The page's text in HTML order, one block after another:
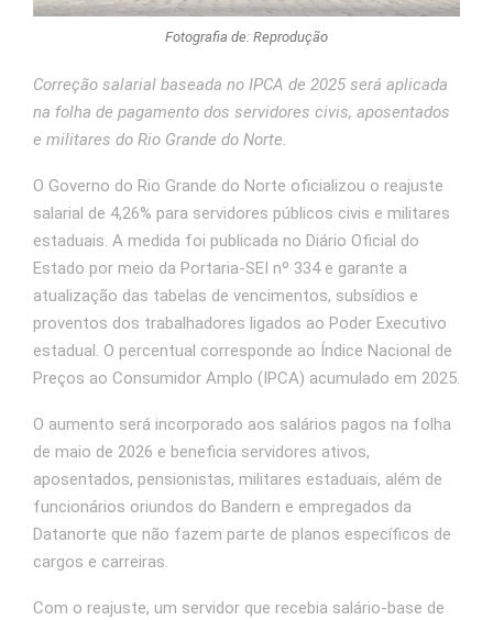
Fotografia de: Reprodução
Correção salarial baseada no IPCA de 2025 será aplicada
na folha de pagamento dos servidores civis, aposentados
e militares do Rio Grande do Norte.
O Governo do Rio Grande do Norte oficializou o reajuste
salarial de 4,26% para servidores públicos civis e militares
estaduais. A medida foi publicada no Diário Oficial do
Estado por meio da Portaria-SEI nº 334 e garante a
atualização das tabelas de vencimentos, subsídios e
proventos dos trabalhadores ligados ao Poder Executivo
estadual. O percentual corresponde ao Índice Nacional de
Preços ao Consumidor Amplo (IPCA) acumulado em 2025.
O aumento será incorporado aos salários pagos na folha
de maio de 2026 e beneficia servidores ativos,
aposentados, pensionistas, militares estaduais, além de
funcionários oriundos do Bandern e empregados da
Datanorte que não fazem parte de planos específicos de
cargos e carreiras.
Com o reajuste, um servidor que recebia salário-base de